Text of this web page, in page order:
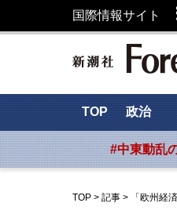
国際情報サイト
TOP 政治
#中東動乱
TOP > 記事 > 「欧州経